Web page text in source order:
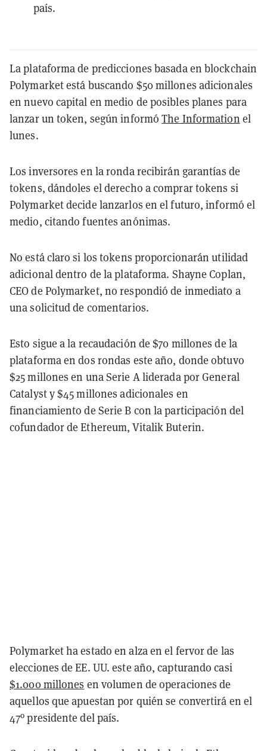
país.
La plataforma de predicciones basada en blockchain
Polymarket está buscando $50 millones adicionales
en nuevo capital en medio de posibles planes para
lanzar un token, según informóThe Information el
lunes.
Los inversores en la ronda recibirán garantías de
tokens, dándoles el derecho a comprar tokens si
Polymarket decide lanzarlos en el futuro, informó el
medio, citando fuentes anónimas.
No está claro si los tokens proporcionarán utilidad
adicional dentro de la plataforma. Shayne Coplan,
CEO de Polymarket, no respondió de inmediato a
una solicitud de comentarios.
Esto sigue a la recaudación de $70 millones de la
plataforma en dos rondas este año, donde obtuvo
$25 millones en una Serie A liderada por General
Catalyst y $45 millones adicionales en
financiamiento de Serie B con la participación del
cofundador de Ethereum, Vitalik Buterin.
Polymarket ha estado en alza en el fervor de las
elecciones de EE. UU. este año, capturando casi
$1.000 millones en volumen de operaciones de
aquellos que apuestan por quién se convertirá en el
47º presidente del país.